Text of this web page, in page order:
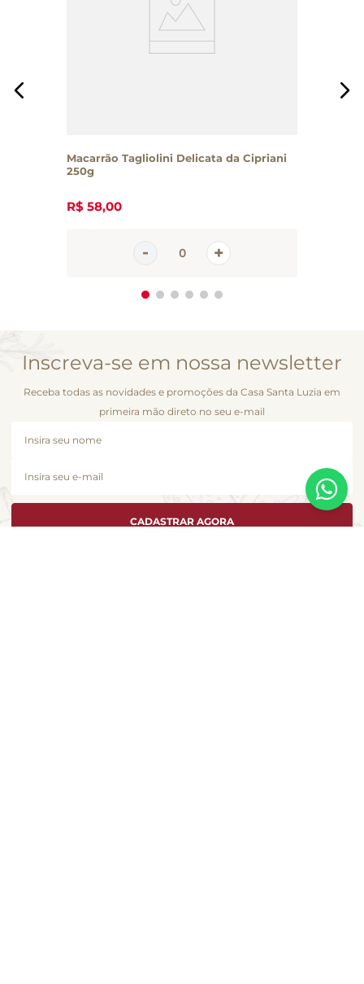
Macarrão Tagliolini Delicata da Cipriani
250g
R$ 58,00
Inscreva-se em nossa newsletter
Receba todas as novidades e promoções da Casa Santa Luzia em
primeira mão direto no seu e-mail
CADASTRAR AGORA